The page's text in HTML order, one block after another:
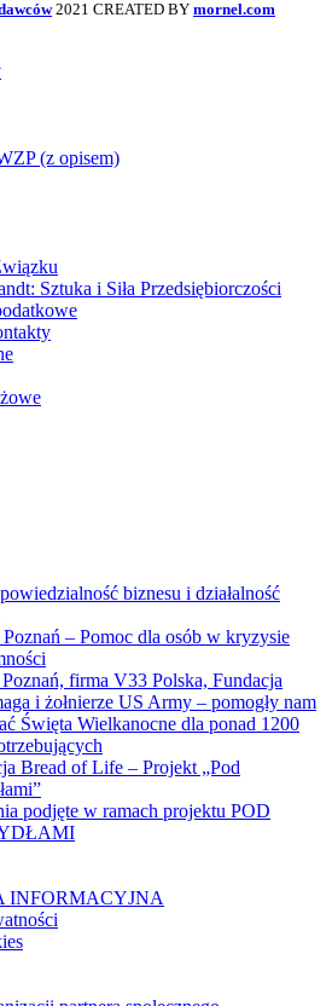
2021 CREATED BY mornel.com
(z opisem)
Sztuka i Siła Przedsiębiorczości
biznesu i działalność
Poznań – Pomoc dla osób w kryzysie
firma V33 Polska, Fundacja
i żołnierze US Army – pomogły nam
Święta Wielkanocne dla ponad 1200
Bread of Life – Projekt „Pod
podjęte w ramach projektu POD